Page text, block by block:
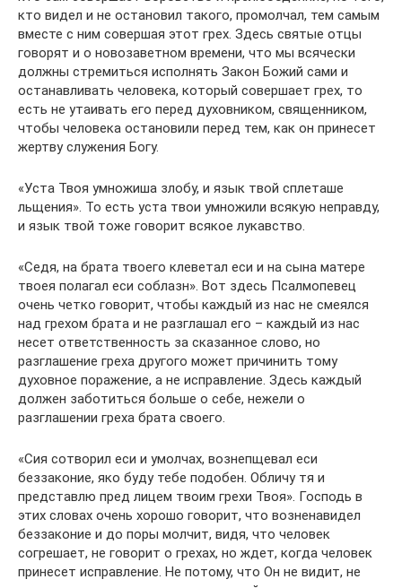
кто видел и не остановил такого, промолчал, тем самым
вместе с ним совершая этот грех. Здесь святые отцы
говорят и о новозаветном времени, что мы всячески
должны стремиться исполнять Закон Божий сами и
останавливать человека, который совершает грех, то
есть не утаивать его перед духовником, священником,
чтобы человека остановили перед тем, как он принесет
жертву служения Богу.
«Уста Твоя умножиша злобу, и язык твой сплеташе
льщения». То есть уста твои умножили всякую неправду,
и язык твой тоже говорит всякое лукавство.
«Седя, на брата твоего клеветал еси и на сына матере
твоея полагал еси соблазн». Вот здесь Псалмопевец
очень четко говорит, чтобы каждый из нас не смеялся
над грехом брата и не разглашал его – каждый из нас
несет ответственность за сказанное слово, но
разглашение греха другого может причинить тому
духовное поражение, а не исправление. Здесь каждый
должен заботиться больше о себе, нежели о
разглашении греха брата своего.
«Сия сотворил еси и умолчах, вознепщевал еси
беззаконие, яко буду тебе подобен. Обличу тя и
представлю пред лицем твоим грехи Твоя». Господь в
этих словах очень хорошо говорит, что возненавидел
беззаконие и до поры молчит, видя, что человек
согрешает, не говорит о грехах, но ждет, когда человек
принесет исправление. Не потому, что Он не видит, не